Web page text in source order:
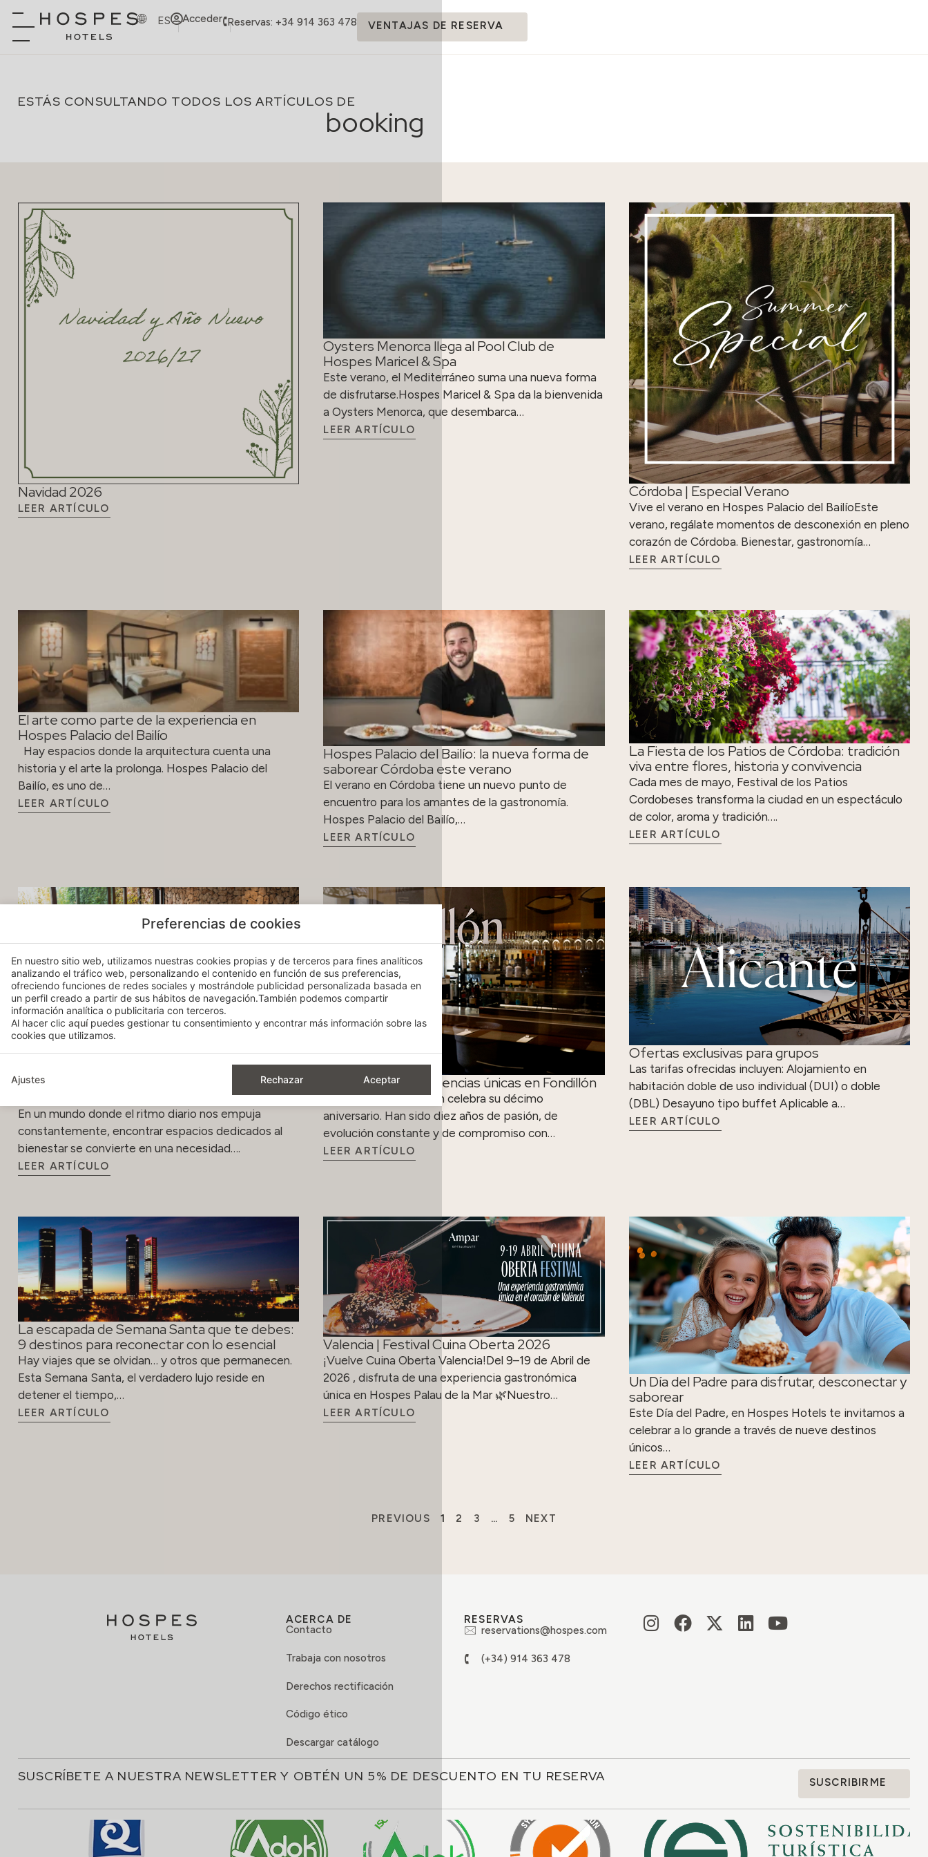
ES Acceder Reservas: +34 914 363 478 VENTAJAS DE RESERVA
ESTÁS CONSULTANDO TODOS LOS ARTÍCULOS DE
booking
Navidad 2026
LEER ARTÍCULO
Oysters Menorca llega al Pool Club de
Hospes Maricel & Spa
Este verano, el Mediterráneo suma una nueva forma
de disfrutarse.Hospes Maricel & Spa da la bienvenida
a Oysters Menorca, que desembarca…
LEER ARTÍCULO
Córdoba | Especial Verano
Vive el verano en Hospes Palacio del BailíoEste
verano, regálate momentos de desconexión en pleno
corazón de Córdoba. Bienestar, gastronomía…
LEER ARTÍCULO
El arte como parte de la experiencia en
Hospes Palacio del Bailío
Hay espacios donde la arquitectura cuenta una
historia y el arte la prolonga. Hospes Palacio del
Bailío, es uno de…
LEER ARTÍCULO
Hospes Palacio del Bailío: la nueva forma de
saborear Córdoba este verano
El verano en Córdoba tiene un nuevo punto de
encuentro para los amantes de la gastronomía.
Hospes Palacio del Bailío,…
LEER ARTÍCULO
La Fiesta de los Patios de Córdoba: tradición
viva entre flores, historia y convivencia
Cada mes de mayo, Festival de los Patios
Cordobeses transforma la ciudad en un espectáculo
de color, aroma y tradición….
LEER ARTÍCULO
Relajación y bienestar: descubre los
En un mundo donde el ritmo diario nos empuja
constantemente, encontrar espacios dedicados al
bienestar se convierte en una necesidad….
LEER ARTÍCULO
Diez años de experiencias únicas en Fondillón
El restaurante Fondillón celebra su décimo
aniversario. Han sido diez años de pasión, de
evolución constante y de compromiso con…
LEER ARTÍCULO
Ofertas exclusivas para grupos
Las tarifas ofrecidas incluyen: Alojamiento en
habitación doble de uso individual (DUI) o doble
(DBL) Desayuno tipo buffet Aplicable a…
LEER ARTÍCULO
La escapada de Semana Santa que te debes:
9 destinos para reconectar con lo esencial
Hay viajes que se olvidan… y otros que permanecen.
Esta Semana Santa, el verdadero lujo reside en
detener el tiempo,…
LEER ARTÍCULO
Valencia | Festival Cuina Oberta 2026
¡Vuelve Cuina Oberta Valencia!Del 9–19 de Abril de
2026 , disfruta de una experiencia gastronómica
única en Hospes Palau de la Mar 🌿Nuestro…
LEER ARTÍCULO
Un Día del Padre para disfrutar, desconectar y
saborear
Este Día del Padre, en Hospes Hotels te invitamos a
celebrar a lo grande a través de nueve destinos
únicos…
LEER ARTÍCULO
PREVIOUS 1 2 3 … 5 NEXT
ACERCA DE
Contacto
Trabaja con nosotros
Derechos rectificación
Código ético
Descargar catálogo
RESERVAS
reservations@hospes.com
(+34) 914 363 478
SUSCRÍBETE A NUESTRA NEWSLETTER Y OBTÉN UN 5% DE DESCUENTO EN TU RESERVA SUSCRIBIRME
Preferencias de cookies
En nuestro sitio web, utilizamos nuestras cookies propias y de terceros para fines analíticos
analizando el tráfico web, personalizando el contenido en función de sus preferencias,
ofreciendo funciones de redes sociales y mostrándole publicidad personalizada basada en
un perfil creado a partir de sus hábitos de navegación.También podemos compartir
información analítica o publicitaria con terceros.
Al hacer clic aquípuedes gestionar tu consentimiento y encontrar más información sobre las
cookies que utilizamos.
Ajustes Rechazar Aceptar